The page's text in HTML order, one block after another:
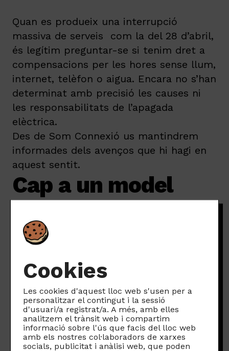
Cookies
Les cookies d'aquest lloc web s'usen per a
personalitzar el contingut i la sessió
d'usuari/a registrat/a. A més, amb elles
analitzem el trànsit web i compartim
informació sobre l'ús que facis del lloc web
amb els nostres col·laboradors de xarxes
socials, publicitat i anàlisi web, que poden
Quan es produeix una interrupció
massiva de serveis com la del 28 d’abril,
és legítim preguntar-se si tenim dret a
compensacions per les hores sense llum,
internet, telèfon o aigua. Encara no s’han
determinat amb precisió les causes ni
les responsabilitats de l’apagada
elèctrica.
Des de Som Connexió us mantindrem
informades dels avenços que hi hagi en
aquest sentit.
Cap a un model
Som conscients de les limitacions del
model actual. Tot i dependre de la
infraestructura d’altres operadores,
treballem des de fa temps per construir
una alternativa més justa. Cal una
transformació profunda que ens porti
cap a alternatives més resilients i
democràtiques.